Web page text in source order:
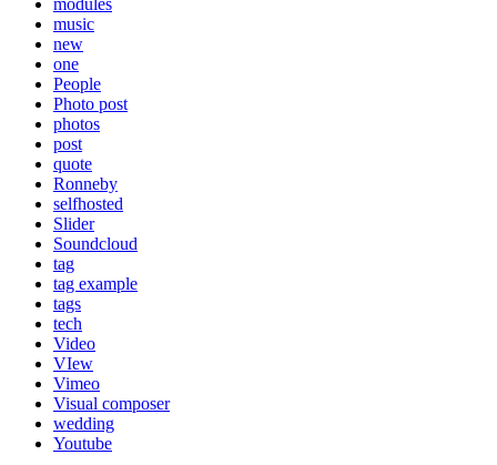
modules
music
new
one
People
Photo post
photos
post
quote
Ronneby
selfhosted
Slider
Soundcloud
tag
tag example
tags
tech
Video
VIew
Vimeo
Visual composer
wedding
Youtube